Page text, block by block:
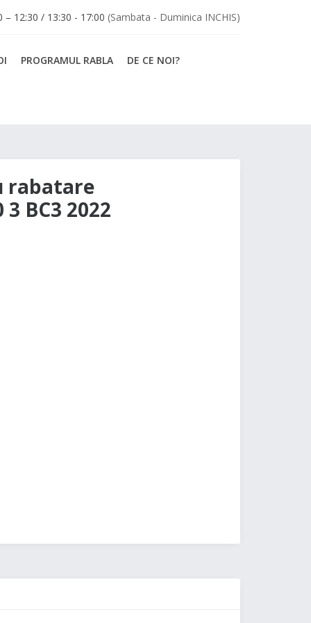
– 12:30 / 13:30 - 17:00 (Sambata - Duminica INCHIS)
PROGRAMUL RABLA DE CE NOI?
rabatare
BC3 2022